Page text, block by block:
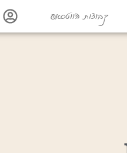
קבוצות הווטסאפ